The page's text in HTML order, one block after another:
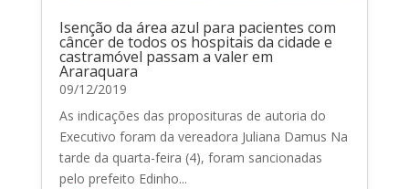
Isenção da área azul para pacientes com
câncer de todos os hospitais da cidade e
castramóvel passam a valer em
Araraquara
09/12/2019
As indicações das proposituras de autoria do
Executivo foram da vereadora Juliana Damus Na
tarde da quarta-feira (4), foram sancionadas
pelo prefeito Edinho...